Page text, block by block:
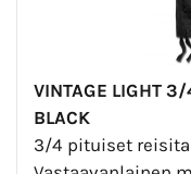
VINTAGE LIGHT
BLACK
3/4 pituiset